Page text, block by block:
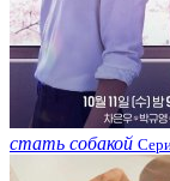
стать собакой